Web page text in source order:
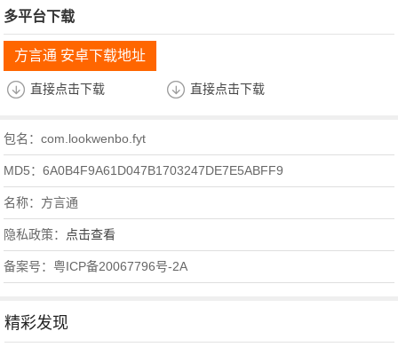
多平台下载
方言通 安卓下载地址
直接点击下载 直接点击下载
包名：com.lookwenbo.fyt
MD5：6A0B4F9A61D047B1703247DE7E5ABFF9
名称：方言通
隐私政策： 点击查看
备案号：粤ICP备20067796号-2A
精彩发现